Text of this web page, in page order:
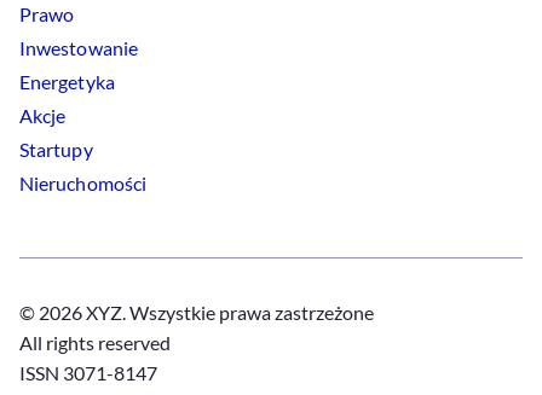
Prawo
Inwestowanie
Energetyka
Akcje
Startupy
Nieruchomości
© 2026 XYZ. Wszystkie prawa zastrzeżone
All rights reserved
ISSN 3071-8147